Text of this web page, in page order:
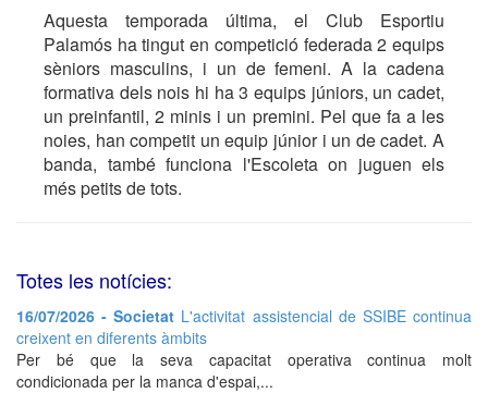
Aquesta temporada última, el Club Esportiu
Palamós ha tingut en competició federada 2 equips
sèniors masculins, i un de femeni. A la cadena
formativa dels nois hi ha 3 equips júniors, un cadet,
un preinfantil, 2 minis i un premini. Pel que fa a les
noies, han competit un equip júnior i un de cadet. A
banda, també funciona l'Escoleta on juguen els
més petits de tots.
Totes les notícies:
16/07/2026 - Societat L'activitat assistencial de SSIBE continua
creixent en diferents àmbits
Per bé que la seva capacitat operativa continua molt
condicionada per la manca d'espai,...